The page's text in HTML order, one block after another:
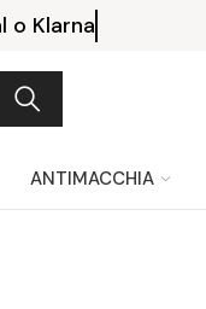
o Klarna
ANTIMACCHIA